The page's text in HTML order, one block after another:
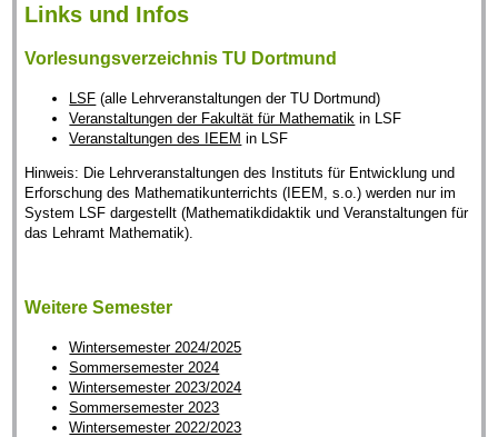
Links und Infos
Vorlesungsverzeichnis TU Dortmund
LSF (alle Lehrveranstaltungen der TU Dortmund)
Veranstaltungen der Fakultät für Mathematik in LSF
Veranstaltungen des IEEM in LSF
Hinweis: Die Lehrveranstaltungen des Instituts für Entwicklung und
Erforschung des Mathematikunterrichts (IEEM, s.o.) werden nur im
System LSF dargestellt (Mathematikdidaktik und Veranstaltungen für
das Lehramt Mathematik).
Weitere Semester
Wintersemester 2024/2025
Sommersemester 2024
Wintersemester 2023/2024
Sommersemester 2023
Wintersemester 2022/2023